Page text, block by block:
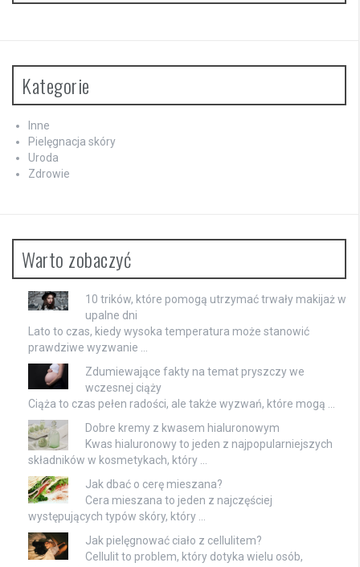
Kategorie
Inne
Pielęgnacja skóry
Uroda
Zdrowie
Warto zobaczyć
10 trików, które pomogą utrzymać trwały makijaż w
upalne dni
Lato to czas, kiedy wysoka temperatura może stanowić
prawdziwe wyzwanie …
Zdumiewające fakty na temat pryszczy we
wczesnej ciąży
Ciąża to czas pełen radości, ale także wyzwań, które mogą …
Dobre kremy z kwasem hialuronowym
Kwas hialuronowy to jeden z najpopularniejszych
składników w kosmetykach, który …
Jak dbać o cerę mieszana?
Cera mieszana to jeden z najczęściej
występujących typów skóry, który …
Jak pielęgnować ciało z cellulitem?
Cellulit to problem, który dotyka wielu osób,